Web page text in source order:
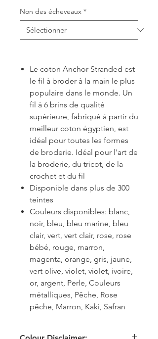
Non des écheveaux *
Le coton Anchor Stranded est
le fil à broder à la main le plus
populaire dans le monde. Un
fil à 6 brins de qualité
supérieure, fabriqué à partir du
meilleur coton égyptien, est
idéal pour toutes les formes
de broderie. Idéal pour l'art de
la broderie, du tricot, de la
crochet et du fil
Disponible dans plus de 300
teintes
Couleurs disponibles: blanc,
noir, bleu, bleu marine, bleu
clair, vert, vert clair, rose, rose
bébé, rouge, marron,
magenta, orange, gris, jaune,
vert olive, violet, violet, ivoire,
or, argent, Perle, Couleurs
métalliques, Pêche, Rose
pêche, Marron, Kaki, Safran